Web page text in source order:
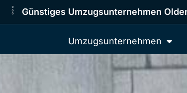
Günstiges Umzugsunternehmen
Umzugsunternehmen